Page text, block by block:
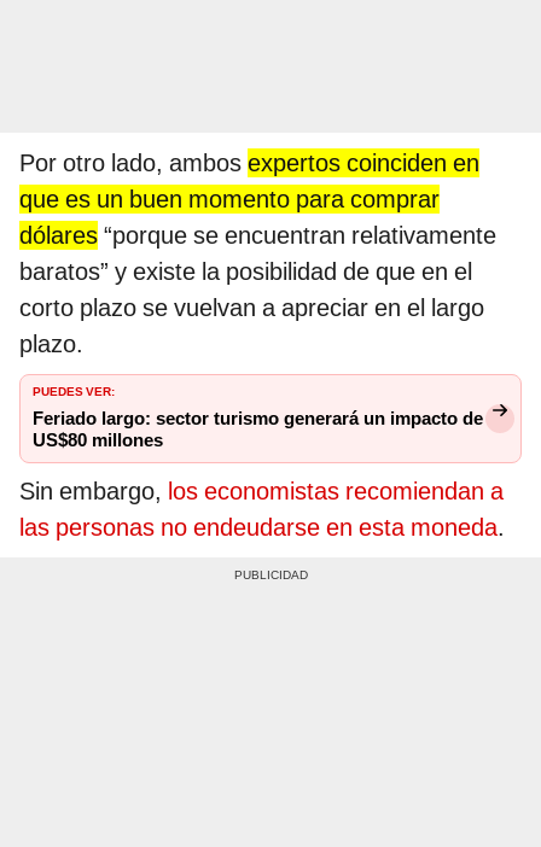
Por otro lado, ambos expertos coinciden en
que es un buen momento para comprar
dólares “porque se encuentran relativamente
baratos” y existe la posibilidad de que en el
corto plazo se vuelvan a apreciar en el largo
plazo.
PUEDES VER:
Feriado largo: sector turismo generará un impacto de
US$80 millones
Sin embargo, los economistas recomiendan a
las personas no endeudarse en esta moneda.